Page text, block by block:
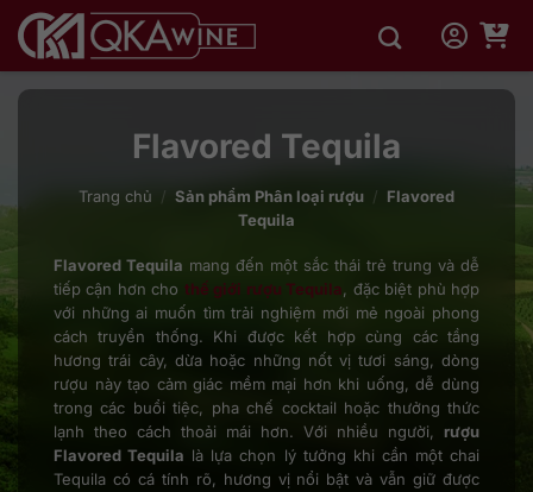
qua
dung
Flavored Tequila
Trang chủ / Sản phẩm Phân loại rượu / Flavored
Tequila
Flavored Tequila mang đến một sắc thái trẻ trung và dễ
tiếp cận hơn cho thế giới rượu Tequila, đặc biệt phù hợp
với những ai muốn tìm trải nghiệm mới mẻ ngoài phong
cách truyền thống. Khi được kết hợp cùng các tầng
hương trái cây, dừa hoặc những nốt vị tươi sáng, dòng
rượu này tạo cảm giác mềm mại hơn khi uống, dễ dùng
trong các buổi tiệc, pha chế cocktail hoặc thưởng thức
lạnh theo cách thoải mái hơn. Với nhiều người, rượu
Flavored Tequila là lựa chọn lý tưởng khi cần một chai
Tequila có cá tính rõ, hương vị nổi bật và vẫn giữ được